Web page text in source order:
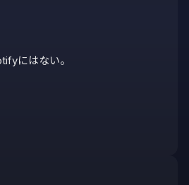
にはない。